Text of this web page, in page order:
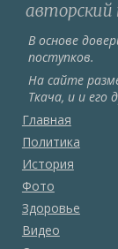
В основе
поступков.
На сайте
Ткача, и и его
Главная
Политика
История
Фото
Здоровье
Видео